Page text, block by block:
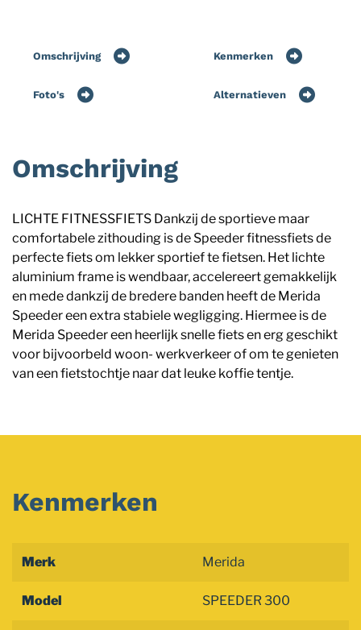
Omschrijving Kenmerken
Foto's Alternatieven
Omschrijving
LICHTE FITNESSFIETS Dankzij de sportieve maar
comfortabele zithouding is de Speeder fitnessfiets de
perfecte fiets om lekker sportief te fietsen. Het lichte
aluminium frame is wendbaar, accelereert gemakkelijk
en mede dankzij de bredere banden heeft de Merida
Speeder een extra stabiele wegligging. Hiermee is de
Merida Speeder een heerlijk snelle fiets en erg geschikt
voor bijvoorbeld woon- werkverkeer of om te genieten
van een fietstochtje naar dat leuke koffie tentje.
Kenmerken
Merk Merida
Model SPEEDER 300